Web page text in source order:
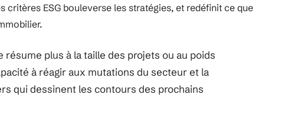
critères ESG bouleverse les stratégies, et redéfinit ce que
plus à la taille des projets ou au poids
à réagir aux mutations du secteur et la
qui dessinent les contours des prochains